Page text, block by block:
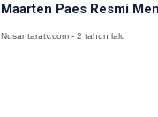
Maarten Paes Resmi
Nusantaratv.com - 2 tahun lalu